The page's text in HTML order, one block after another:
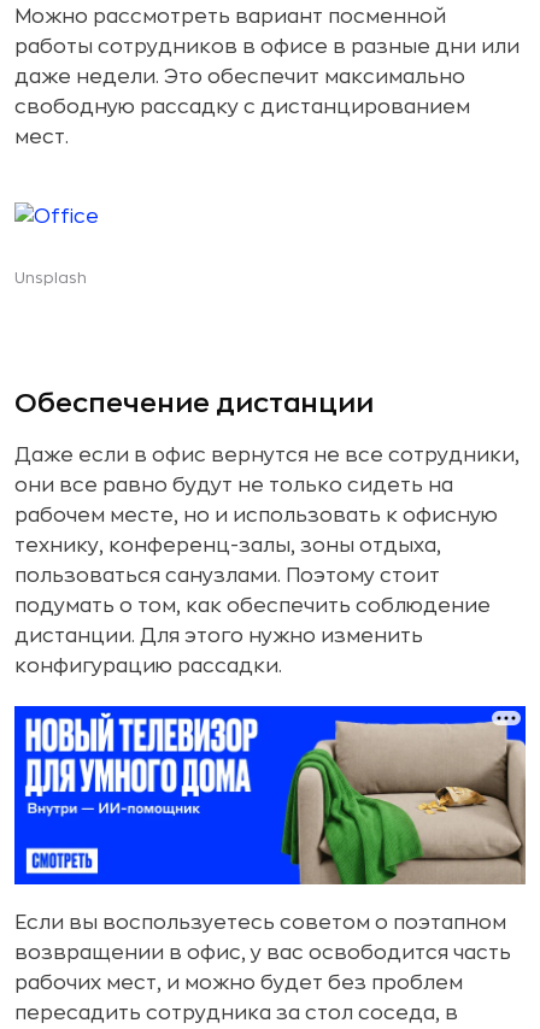
Можно рассмотреть вариант посменной
работы сотрудников в офисе в разные дни или
даже недели. Это обеспечит максимально
свободную рассадку с дистанцированием
мест.
Unsplash
Обеспечение дистанции
Даже если в офис вернутся не все сотрудники,
они все равно будут не только сидеть на
рабочем месте, но и использовать к офисную
технику, конференц-залы, зоны отдыха,
пользоваться санузлами. Поэтому стоит
подумать о том, как обеспечить соблюдение
дистанции. Для этого нужно изменить
конфигурацию рассадки.
Если вы воспользуетесь советом о поэтапном
возвращении в офис, у вас освободится часть
рабочих мест, и можно будет без проблем
пересадить сотрудника за стол соседа, в